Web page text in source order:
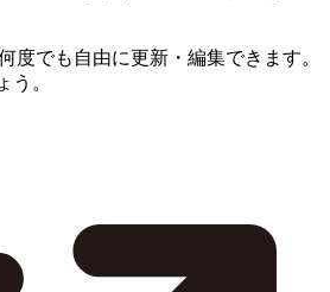
度でも自由に更新・編集できます。
う。